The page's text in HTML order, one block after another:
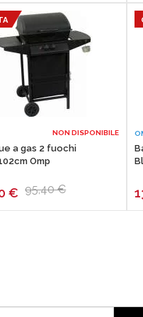
NON DISPONIBILE
a gas 2 fuochi
Omp
€ 95,40 €